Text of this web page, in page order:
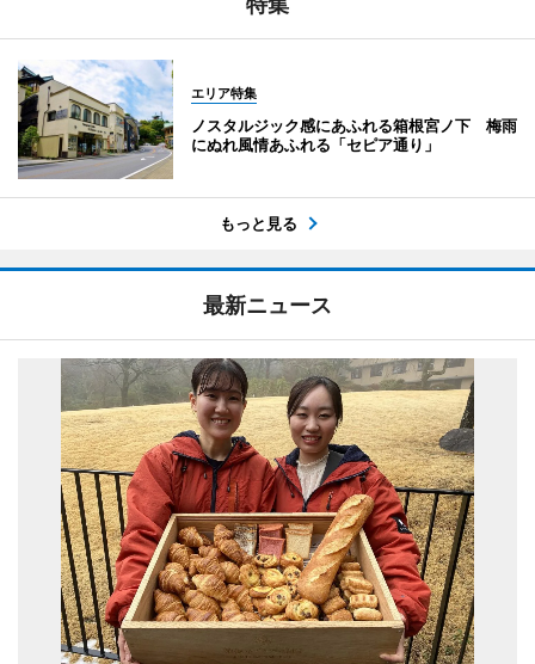
エリア特集
ノスタルジック感にあふれる箱根宮ノ下 梅雨
にぬれ風情あふれる「セピア通り」
もっと見る
最新ニュース